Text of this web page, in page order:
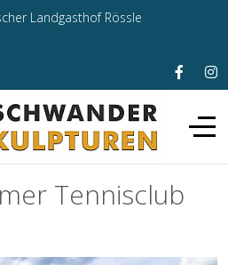
Landgasthof Rössle
Tennisclub